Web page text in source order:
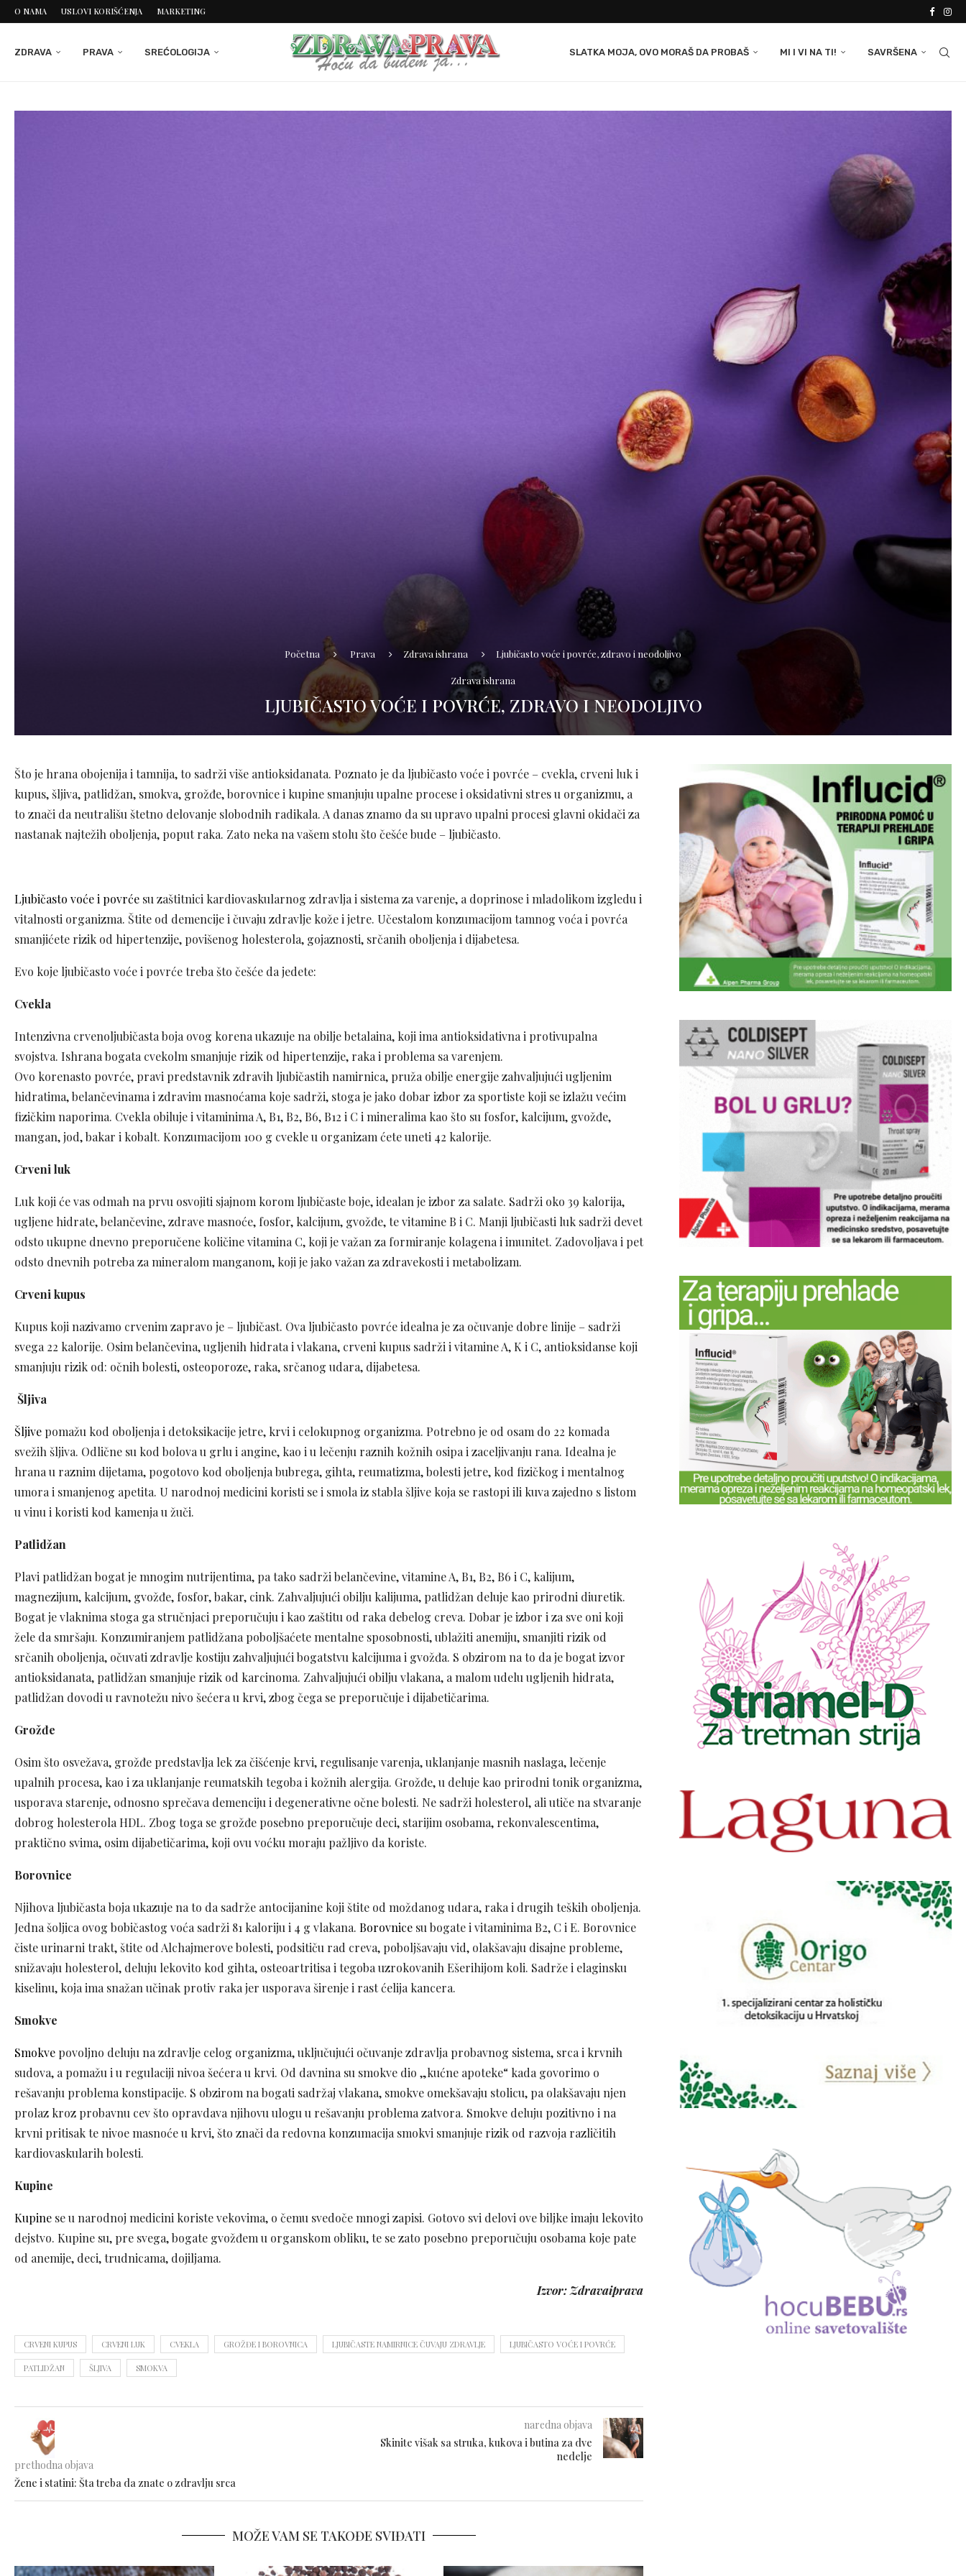
O NAMA USLOVI KORIŠĆENJA MARKETING
ZDRAVA PRAVA SREĆOLOGIJA SLATKA MOJA, OVO MORAŠ DA PROBAŠ MI I VI NA TI! SAVRŠENA
Početna Prava Zdrava ishrana Ljubičasto voće i povrće, zdravo i neodoljivo
Zdrava ishrana
LJUBIČASTO VOĆE I POVRĆE, ZDRAVO I NEODOLJIVO
Što je hrana obojenija i tamnija, to sadrži više antioksidanata. Poznato je da ljubičasto voće i povrće – cvekla, crveni luk i
kupus, šljiva, patlidžan, smokva, grožđe, borovnice i kupine smanjuju upalne procese i oksidativni stres u organizmu, a
to znači da neutrališu štetno delovanje slobodnih radikala. A danas znamo da su upravo upalni procesi glavni okidači za
nastanak najtežih oboljenja, poput raka. Zato neka na vašem stolu što češće bude – ljubičasto.
Ljubičasto voće i povrće su zaštitnici kardiovaskularnog zdravlja i sistema za varenje, a doprinose i mladolikom izgledu i
vitalnosti organizma. Štite od demencije i čuvaju zdravlje kože i jetre. Učestalom konzumacijom tamnog voća i povrća
smanjićete rizik od hipertenzije, povišenog holesterola, gojaznosti, srčanih oboljenja i dijabetesa.
Evo koje ljubičasto voće i povrće treba što češće da jedete:
Cvekla
Intenzivna crvenoljubičasta boja ovog korena ukazuje na obilje betalaina, koji ima antioksidativna i protivupalna
svojstva. Ishrana bogata cvekolm smanjuje rizik od hipertenzije, raka i problema sa varenjem.
Ovo korenasto povrće, pravi predstavnik zdravih ljubičastih namirnica, pruža obilje energije zahvaljujući ugljenim
hidratima, belančevinama i zdravim masnoćama koje sadrži, stoga je jako dobar izbor za sportiste koji se izlažu većim
fizičkim naporima. Cvekla obiluje i vitaminima A, B1, B2, B6, B12 i C i mineralima kao što su fosfor, kalcijum, gvožđe,
mangan, jod, bakar i kobalt. Konzumacijom 100 g cvekle u organizam ćete uneti 42 kalorije.
Crveni luk
Luk koji će vas odmah na prvu osvojiti sjajnom korom ljubičaste boje, idealan je izbor za salate. Sadrži oko 39 kalorija,
ugljene hidrate, belančevine, zdrave masnoće, fosfor, kalcijum, gvožđe, te vitamine B i C. Manji ljubičasti luk sadrži devet
odsto ukupne dnevno preporučene količine vitamina C, koji je važan za formiranje kolagena i imunitet. Zadovoljava i pet
odsto dnevnih potreba za mineralom manganom, koji je jako važan za zdravekosti i metabolizam.
Crveni kupus
Kupus koji nazivamo crvenim zapravo je – ljubičast. Ova ljubičasto povrće idealna je za očuvanje dobre linije – sadrži
svega 22 kalorije. Osim belančevina, ugljenih hidrata i vlakana, crveni kupus sadrži i vitamine A, K i C, antioksidanse koji
smanjuju rizik od: očnih bolesti, osteoporoze, raka, srčanog udara, dijabetesa.
Šljiva
Šljive pomažu kod oboljenja i detoksikacije jetre, krvi i celokupnog organizma. Potrebno je od osam do 22 komada
svežih šljiva. Odlične su kod bolova u grlu i angine, kao i u lečenju raznih kožnih osipa i zaceljivanju rana. Idealna je
hrana u raznim dijetama, pogotovo kod oboljenja bubrega, gihta, reumatizma, bolesti jetre, kod fizičkog i mentalnog
umora i smanjenog apetita. U narodnoj medicini koristi se i smola iz stabla šljive koja se rastopi ili kuva zajedno s listom
u vinu i koristi kod kamenja u žuči.
Patlidžan
Plavi patlidžan bogat je mnogim nutrijentima, pa tako sadrži belančevine, vitamine A, B1, B2, B6 i C, kalijum,
magnezijum, kalcijum, gvožđe, fosfor, bakar, cink. Zahvaljujući obilju kalijuma, patlidžan deluje kao prirodni diuretik.
Bogat je vlaknima stoga ga stručnjaci preporučuju i kao zaštitu od raka debelog creva. Dobar je izbor i za sve oni koji
žele da smršaju. Konzumiranjem patlidžana poboljšaćete mentalne sposobnosti, ublažiti anemiju, smanjiti rizik od
srčanih oboljenja, očuvati zdravlje kostiju zahvaljujući bogatstvu kalcijuma i gvožđa. S obzirom na to da je bogat izvor
antioksidanata, patlidžan smanjuje rizik od karcinoma. Zahvaljujući obilju vlakana, a malom udelu ugljenih hidrata,
patlidžan dovodi u ravnotežu nivo šećera u krvi, zbog čega se preporučuje i dijabetičarima.
Grožđe
Osim što osvežava, grožđe predstavlja lek za čišćenje krvi, regulisanje varenja, uklanjanje masnih naslaga, lečenje
upalnih procesa, kao i za uklanjanje reumatskih tegoba i kožnih alergija. Grožđe, u deluje kao prirodni tonik organizma,
usporava starenje, odnosno sprečava demenciju i degenerativne očne bolesti. Ne sadrži holesterol, ali utiče na stvaranje
dobrog holesterola HDL. Zbog toga se grožđe posebno preporučuje deci, starijim osobama, rekonvalescentima,
praktično svima, osim dijabetičarima, koji ovu voćku moraju pažljivo da koriste.
Borovnice
Njihova ljubičasta boja ukazuje na to da sadrže antocijanine koji štite od moždanog udara, raka i drugih teških oboljenja.
Jedna šoljica ovog bobičastog voća sadrži 81 kaloriju i 4 g vlakana. Borovnice su bogate i vitaminima B2, C i E. Borovnice
čiste urinarni trakt, štite od Alchajmerove bolesti, podsitiču rad creva, poboljšavaju vid, olakšavaju disajne probleme,
snižavaju holesterol, deluju lekovito kod gihta, osteoartritisa i tegoba uzrokovanih Ešerihijom koli. Sadrže i elaginsku
kiselinu, koja ima snažan učinak protiv raka jer usporava širenje i rast ćelija kancera.
Smokve
Smokve povoljno deluju na zdravlje celog organizma, uključujući očuvanje zdravlja probavnog sistema, srca i krvnih
sudova, a pomažu i u regulaciji nivoa šećera u krvi. Od davnina su smokve dio „kućne apoteke“ kada govorimo o
rešavanju problema konstipacije. S obzirom na bogati sadržaj vlakana, smokve omekšavaju stolicu, pa olakšavaju njen
prolaz kroz probavnu cev što opravdava njihovu ulogu u rešavanju problema zatvora. Smokve deluju pozitivno i na
krvni pritisak te nivoe masnoće u krvi, što znači da redovna konzumacija smokvi smanjuje rizik od razvoja različitih
kardiovaskularih bolesti.
Kupine
Kupine se u narodnoj medicini koriste vekovima, o čemu svedoče mnogi zapisi. Gotovo svi delovi ove biljke imaju lekovito
dejstvo. Kupine su, pre svega, bogate gvožđem u organskom obliku, te se zato posebno preporučuju osobama koje pate
od anemije, deci, trudnicama, dojiljama.
Izvor: Zdravaiprava
CRVENI KUPUS CRVENI LUK CVEKLA GROŽĐE I BOROVNICA LJUBIČASTE NAMIRNICE ČUVAJU ZDRAVLJE LJUBIČASTO VOĆE I POVRĆE
PATLIDŽAN ŠLJIVA SMOKVA
prethodna objava
Žene i statini: Šta treba da znate o zdravlju srca
naredna objava
Skinite višak sa struka, kukova i butina za dve
nedelje
MOŽE VAM SE TAKOĐE SVIĐATI